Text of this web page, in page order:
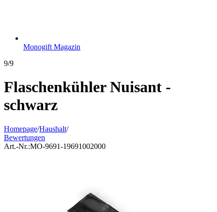
Monogift Magazin
9/9
Flaschenkühler Nuisant -
schwarz
Homepage/Haushalt/
Bewertungen
Art.-Nr.:MO-9691-19691002000